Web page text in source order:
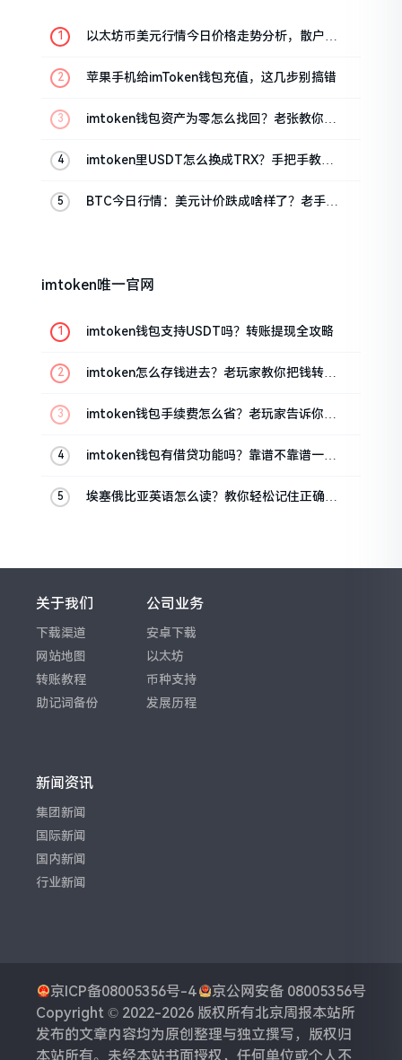
以太坊币美元行情今日价格走势分析，散户如
苹果手机给imToken钱包充值，这几步别搞错
imtoken钱包资产为零怎么找回？老张教你几
imtoken里USDT怎么换成TRX？手把手教你
BTC今日行情：美元计价跌成啥样了？老手教
imtoken唯一官网
imtoken钱包支持USDT吗？转账提现全攻略
imtoken怎么存钱进去？老玩家教你把钱转进
imtoken钱包手续费怎么省？老玩家告诉你几
imtoken钱包有借贷功能吗？靠谱不靠谱一文
埃塞俄比亚英语怎么读？教你轻松记住正确发
关于我们
下载渠道
网站地图
转账教程
助记词备份
公司业务
安卓下载
以太坊
币种支持
发展历程
新闻资讯
集团新闻
国际新闻
国内新闻
行业新闻
京ICP备08005356号-4
京公网安备 08005356号
Copyright © 2022-2026 版权所有北京周报本站所
发布的文章内容均为原创整理与独立撰写，版权归
本站所有。未经本站书面授权，任何单位或个人不